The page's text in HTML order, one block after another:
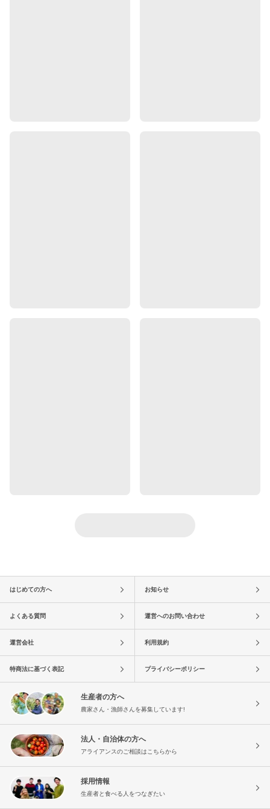
はじめての方へ お知らせ
よくある質問 運営へのお問い合わせ
運営会社 利用規約
特商法に基づく表記 プライバシーポリシー
生産者の方へ
農家さん・漁師さんを募集しています!
法人・自治体の方へ
アライアンスのご相談はこちらから
採用情報
生産者と食べる人をつなぎたい